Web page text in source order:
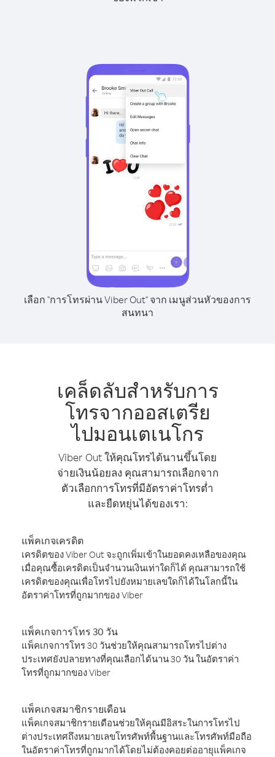
เลือก "การโทรผ่าน Viber Out" จาก เมนูส่วนหัวของการ
สนทนา
เคล็ดลับสำหรับการ
โทรจากออสเตรีย
ไปมอนเตเนโกร
Viber Out ให้คุณโทรได้นานขึ้นโดย
จ่ายเงินน้อยลง คุณสามารถเลือกจาก
ตัวเลือกการโทรที่มีอัตราค่าโทรต่ำ
และยืดหยุ่นได้ของเรา:
แพ็คเกจเครดิต
เครดิตของ Viber Out จะถูกเพิ่มเข้าในยอดคงเหลือของคุณ
เมื่อคุณซื้อเครดิตเป็นจำนวนเงินเท่าใดก็ได้ คุณสามารถใช้
เครดิตของคุณเพื่อโทรไปยังหมายเลขใดก็ได้ในโลกนี้ใน
อัตราค่าโทรที่ถูกมากของ Viber
แพ็คเกจการโทร 30 วัน
แพ็คเกจการโทร 30 วันช่วยให้คุณสามารถโทรไปต่าง
ประเทศยังปลายทางที่คุณเลือกได้นาน 30 วัน ในอัตราค่า
โทรที่ถูกมากของ Viber
แพ็คเกจสมาชิกรายเดือน
แพ็คเกจสมาชิกรายเดือนช่วยให้คุณมีอิสระในการโทรไป
ต่างประเทศถึงหมายเลขโทรศัพท์พื้นฐานและโทรศัพท์มือถือ
ในอัตราค่าโทรที่ถูกมากได้โดยไม่ต้องคอยต่ออายุแพ็คเกจ